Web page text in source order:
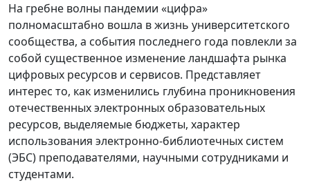
На гребне волны пандемии «цифра»
полномасштабно вошла в жизнь университетского
сообщества, а события последнего года повлекли за
собой существенное изменение ландшафта рынка
цифровых ресурсов и сервисов. Представляет
интерес то, как изменились глубина проникновения
отечественных электронных образовательных
ресурсов, выделяемые бюджеты, характер
использования электронно-библиотечных систем
(ЭБС) преподавателями, научными сотрудниками и
студентами.